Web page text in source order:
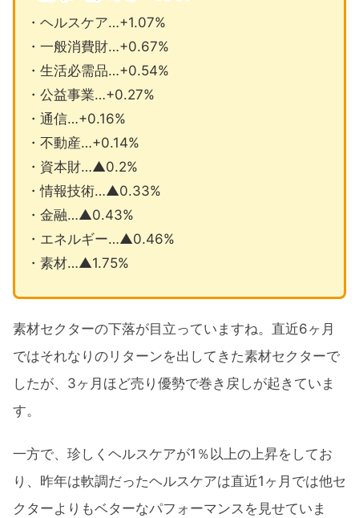
・ヘルスケア…+1.07%
・一般消費財…+0.67%
・生活必需品…+0.54%
・公益事業…+0.27%
・通信…+0.16%
・不動産…+0.14%
・資本財…▲0.2%
・情報技術…▲0.33%
・金融…▲0.43%
・エネルギー…▲0.46%
・素材…▲1.75%
素材セクターの下落が目立っていますね。直近6ヶ月
ではそれなりのリターンを出してきた素材セクターで
したが、3ヶ月ほど売り優勢で巻き戻しが起きていま
す。
一方で、珍しくヘルスケアが1％以上の上昇をしてお
り、昨年は軟調だったヘルスケアは直近1ヶ月では他セ
クターよりもベターなパフォーマンスを見せていま